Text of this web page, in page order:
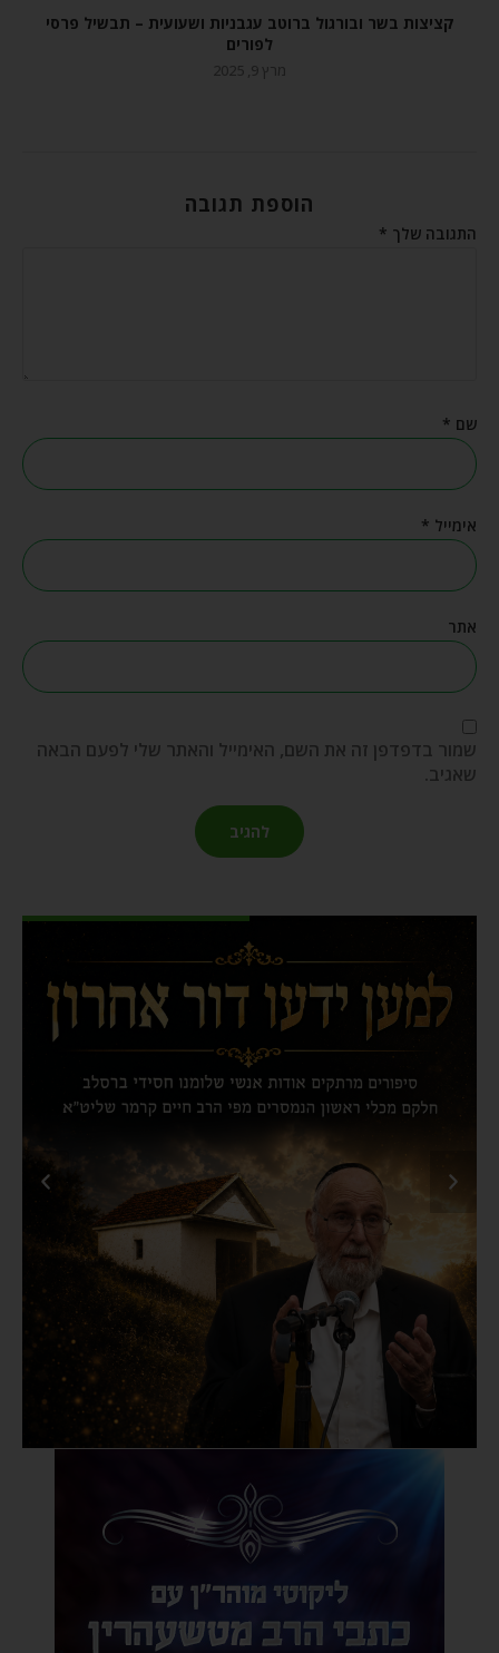
קציצות בשר ובורגול ברוטב עגבניות ושעועית – תבשיל פרסי
לפורים
מרץ 9, 2025
הוספת תגובה
התגובה שלך *
שם *
אימייל *
אתר
שמור בדפדפן זה את השם, האימייל והאתר שלי לפעם הבאה
שאגיב.